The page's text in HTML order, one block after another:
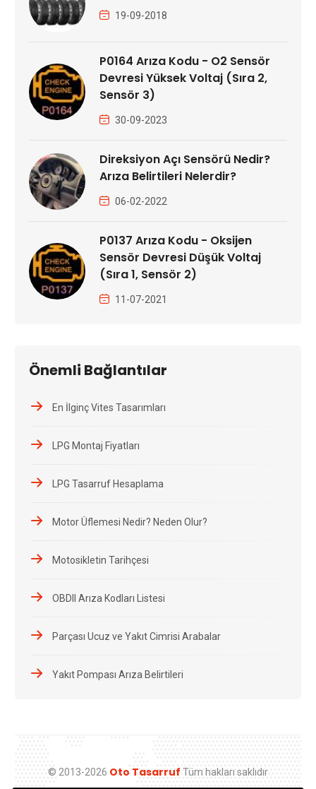
19-09-2018
P0164 Arıza Kodu - O2 Sensör
Devresi Yüksek Voltaj (Sıra 2,
Sensör 3)
30-09-2023
Direksiyon Açı Sensörü Nedir?
Arıza Belirtileri Nelerdir?
06-02-2022
P0137 Arıza Kodu - Oksijen
Sensör Devresi Düşük Voltaj
(Sıra 1, Sensör 2)
11-07-2021
Önemli Bağlantılar
En İlginç Vites Tasarımları
LPG Montaj Fiyatları
LPG Tasarruf Hesaplama
Motor Üflemesi Nedir? Neden Olur?
Motosikletin Tarihçesi
OBDII Arıza Kodları Listesi
Parçası Ucuz ve Yakıt Cimrisi Arabalar
Yakıt Pompası Arıza Belirtileri
© 2013-2026 Oto Tasarruf Tüm hakları saklıdır